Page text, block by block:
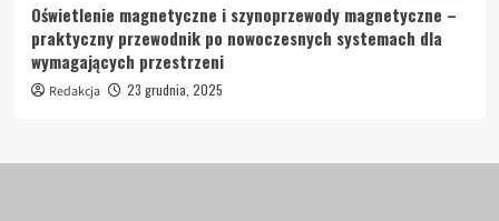
Oświetlenie magnetyczne i szynoprzewody magnetyczne –
praktyczny przewodnik po nowoczesnych systemach dla
wymagających przestrzeni
Redakcja 23 grudnia, 2025